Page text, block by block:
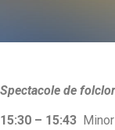
Spectacole de
15:30 – 15:43